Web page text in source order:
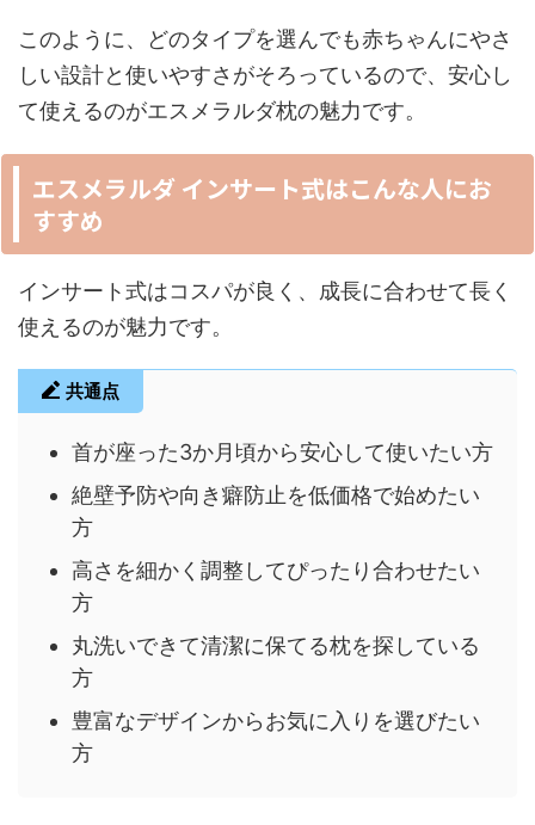
このように、どのタイプを選んでも赤ちゃんにやさ
しい設計と使いやすさがそろっているので、安心し
て使えるのがエスメラルダ枕の魅力です。
エスメラルダ インサート式はこんな人にお
すすめ
インサート式はコスパが良く、成長に合わせて長く
使えるのが魅力です。
共通点
首が座った3か月頃から安心して使いたい方
絶壁予防や向き癖防止を低価格で始めたい
方
高さを細かく調整してぴったり合わせたい
方
丸洗いできて清潔に保てる枕を探している
方
豊富なデザインからお気に入りを選びたい
方